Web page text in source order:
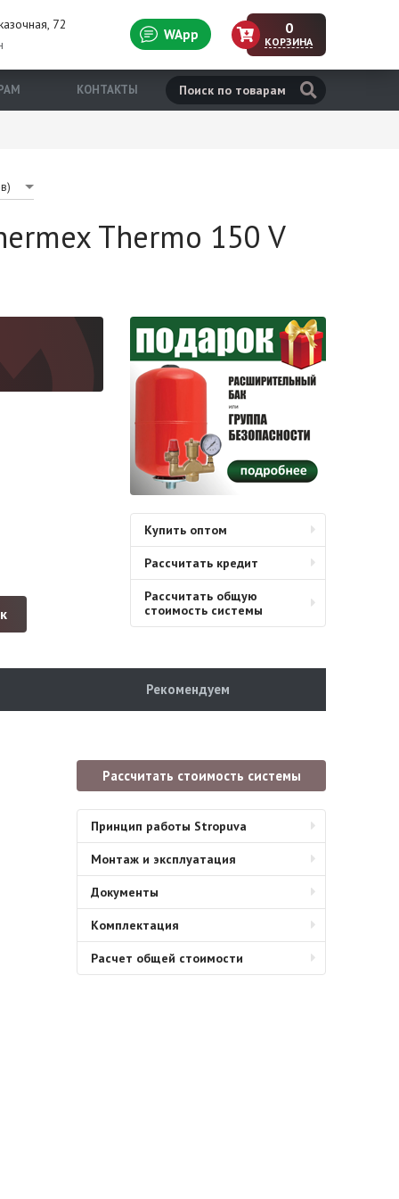
72
WApp 0
КОРЗИНА
КОНТАКТЫ
Thermo 150 V
Купить оптом
Рассчитать кредит
Рассчитать общую
стоимость системы
Рекомендуем
Рассчитать стоимость системы
Принцип работы Stropuva
Монтаж и эксплуатация
Документы
Комплектация
Расчет общей стоимости